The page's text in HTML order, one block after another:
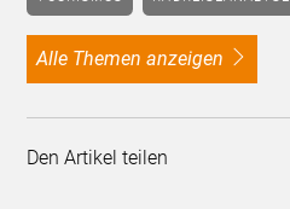
alle Themen anzeigen
Den Artikel teilen